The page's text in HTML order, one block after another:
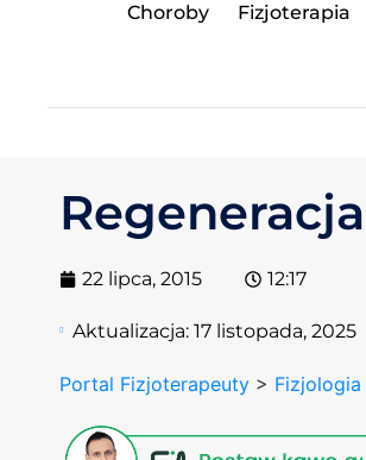
Choroby Fizjoterapia
22 lipca, 2015 12:17
Aktualizacja:17 listopada, 2025
Portal Fizjoterapeuty > Fizjologia